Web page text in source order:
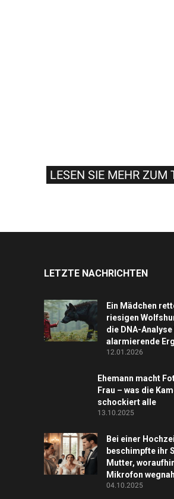
LESEN SIE MEHR ZUM
LETZTE NACHRICHTEN
Ein Mädchen
riesigen
die DNA-
alarmierende
12.01.2026
Ehemann macht
Frau – was die
schockiert alle
13.10.2025
Bei einer
beschimpfte ihr
Mutter,
Mikrofon
04.10.2025